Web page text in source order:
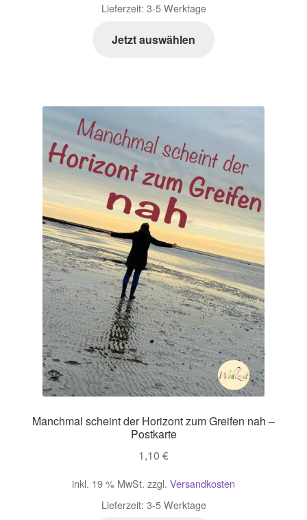
Lieferzeit: 3-5 Werktage
Jetzt auswählen
Manchmal scheint der Horizont zum Greifen nah –
Postkarte
1,10 €
inkl. 19 % MwSt. zzgl. Versandkosten
Lieferzeit: 3-5 Werktage